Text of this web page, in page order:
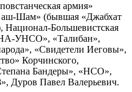
армия»
Шам» (бывшая «Джабхат
Национал-Большевистская
УНСО», «Талибан»,
«Свидетели Иеговы»,
Корчинского,
Бандеры», «НСО»,
Дуров Павел Валерьевич.